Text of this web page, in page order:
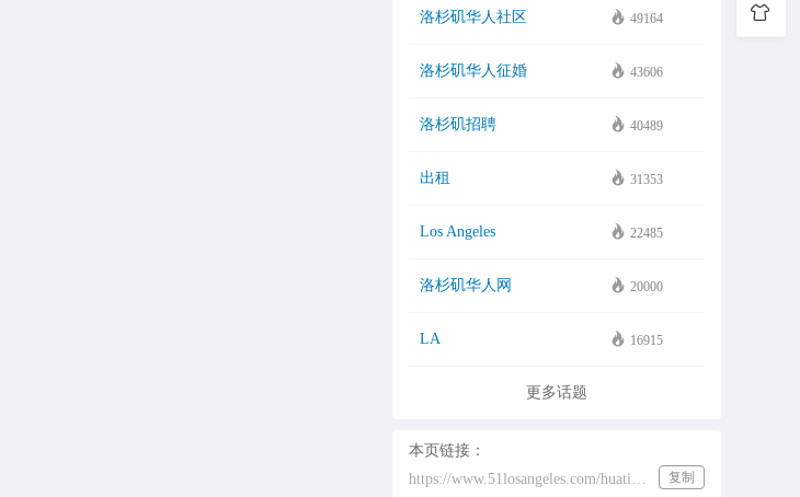
洛杉矶华人社区 49164
洛杉矶华人征婚 43606
洛杉矶招聘 40489
出租 31353
Los Angeles 22485
洛杉矶华人网 20000
LA 16915
更多话题
本页链接：
https://www.51losangeles.com/huati/sjc
复制